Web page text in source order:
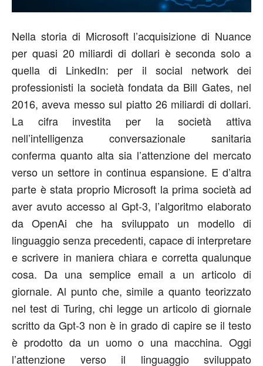
Nella storia di Microsoft l’acquisizione di Nuance
per quasi 20 miliardi di dollari è seconda solo a
quella di LinkedIn: per il social network dei
professionisti la società fondata da Bill Gates, nel
2016, aveva messo sul piatto 26 miliardi di dollari.
La cifra investita per la società attiva
nell’intelligenza conversazionale sanitaria
conferma quanto alta sia l’attenzione del mercato
verso un settore in continua espansione. E d’altra
parte è stata proprio Microsoft la prima società ad
aver avuto accesso al Gpt-3, l’algoritmo elaborato
da OpenAi che ha sviluppato un modello di
linguaggio senza precedenti, capace di interpretare
e scrivere in maniera chiara e corretta qualunque
cosa. Da una semplice email a un articolo di
giornale. Al punto che, simile a quanto teorizzato
nel test di Turing, chi legge un articolo di giornale
scritto da Gpt-3 non è in grado di capire se il testo
è prodotto da un uomo o una macchina. Oggi
l’attenzione verso il linguaggio sviluppato